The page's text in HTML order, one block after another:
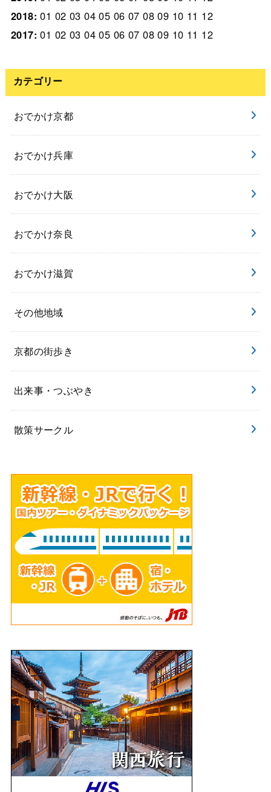
2018:01 02 03 04 05 06 07 08 09 10 11 12
2017:01 02 03 04 05 06 07 08 09 10 11 12
カテゴリー
おでかけ京都
おでかけ兵庫
おでかけ大阪
おでかけ奈良
おでかけ滋賀
その他地域
京都の街歩き
出来事・つぶやき
散策サークル